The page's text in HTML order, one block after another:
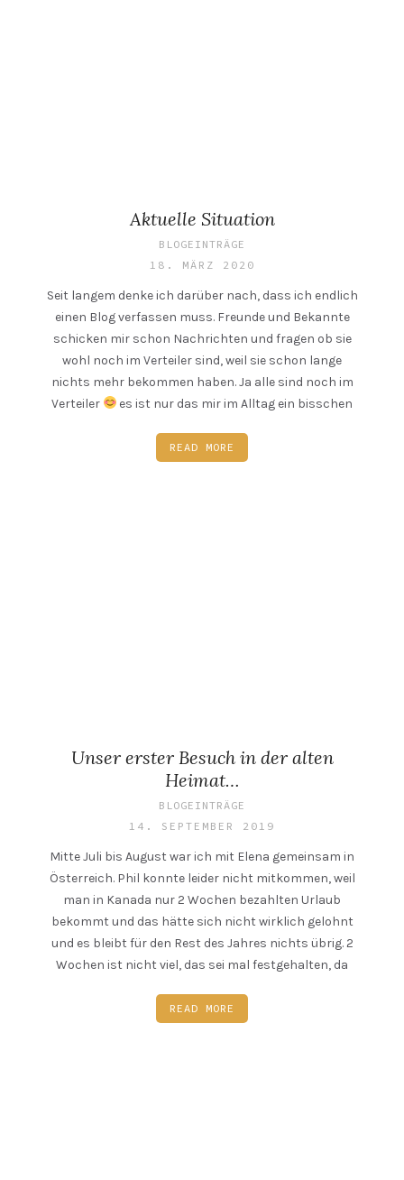
Aktuelle Situation
BLOGEINTRÄGE
18. MÄRZ 2020
Seit langem denke ich darüber nach, dass ich endlich
einen Blog verfassen muss. Freunde und Bekannte
schicken mir schon Nachrichten und fragen ob sie
wohl noch im Verteiler sind, weil sie schon lange
nichts mehr bekommen haben. Ja alle sind noch im
Verteiler
es ist nur das mir im Alltag ein bisschen
READ MORE
Unser erster Besuch in der alten
Heimat…
BLOGEINTRÄGE
14. SEPTEMBER 2019
Mitte Juli bis August war ich mit Elena gemeinsam in
Österreich. Phil konnte leider nicht mitkommen, weil
man in Kanada nur 2 Wochen bezahlten Urlaub
bekommt und das hätte sich nicht wirklich gelohnt
und es bleibt für den Rest des Jahres nichts übrig. 2
Wochen ist nicht viel, das sei mal festgehalten, da
READ MORE